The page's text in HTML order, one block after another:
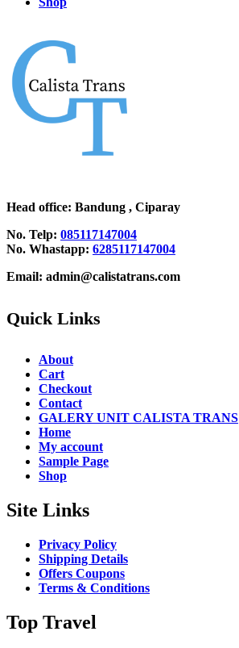
Head office: Bandung , Ciparay
No. Telp: 085117147004
No. Whastapp: 6285117147004
Email: admin@calistatrans.com
Quick Links
About
Cart
Checkout
Contact
GALERY UNIT CALISTA TRANS
Home
My account
Sample Page
Shop
Site Links
Privacy Policy
Shipping Details
Offers Coupons
Terms & Conditions
Top Travel